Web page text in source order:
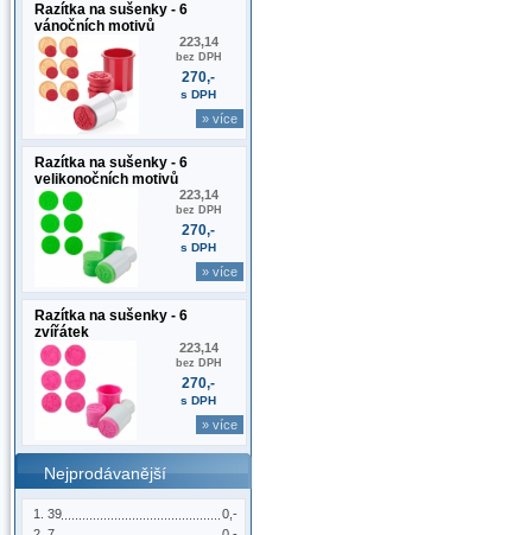
Razítka na sušenky - 6
vánočních motivů
223,14
bez DPH
270,-
s DPH
» více
Razítka na sušenky - 6
velikonočních motivů
223,14
bez DPH
270,-
s DPH
» více
Razítka na sušenky - 6
zvířátek
223,14
bez DPH
270,-
s DPH
» více
Nejprodávanější
0,-
39